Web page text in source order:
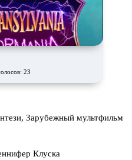
Про богатых
Про ведьм
Про выживание
Про динозавров
Про космос
23
Зарубежный мультфильм
Клуска